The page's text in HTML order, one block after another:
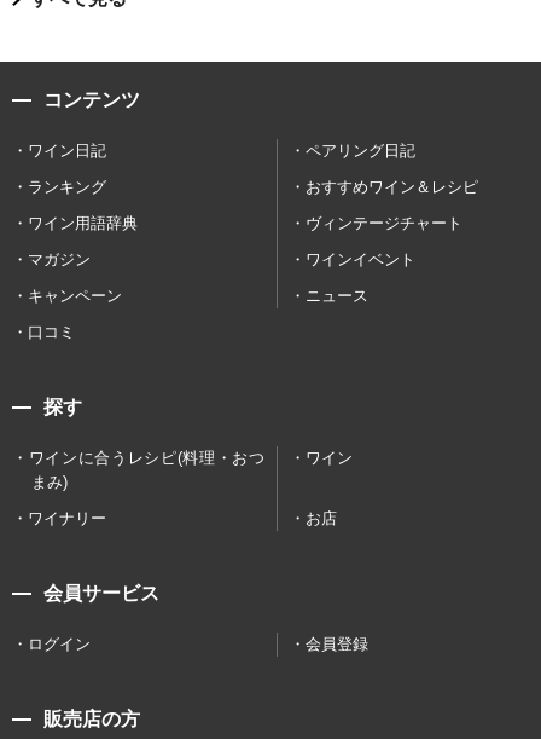
コンテンツ
ワイン日記
ペアリング日記
ランキング
おすすめワイン＆レシピ
ワイン用語辞典
ヴィンテージチャート
マガジン
ワインイベント
キャンペーン
ニュース
口コミ
探す
ワインに合うレシピ(料理・おつ
まみ)
ワイン
ワイナリー お店
会員サービス
ログイン 会員登録
販売店の方